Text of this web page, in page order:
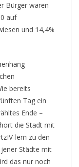
Bürger waren
auf
und 14,4%
bereits
Tag ein
Ende –
die Stadt mit
lern zu den
Städte mit
das nur noch